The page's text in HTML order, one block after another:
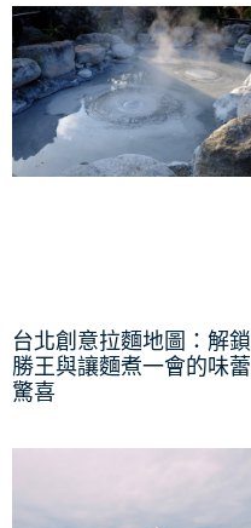
台北創意拉麵地圖：解鎖
勝王與讓麵煮一會的味蕾
驚喜